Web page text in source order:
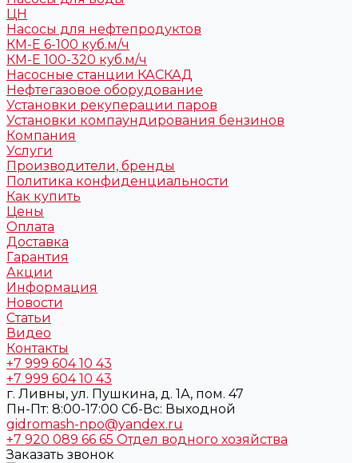
ЦН
Насосы для нефтепродуктов
КМ-Е 6-100 куб.м/ч
КМ-Е 100-320 куб.м/ч
Насосные станции КАСКАД
Нефтегазовое оборудование
Установки рекуперации паров
Установки компаундирования бензинов
Компания
Услуги
Производители, бренды
Политика конфиденциальности
Как купить
Цены
Оплата
Доставка
Гарантия
Акции
Информация
Новости
Статьи
Видео
Контакты
+7 999 604 10 43
+7 999 604 10 43
г. Ливны, ул. Пушкина, д. 1А, пом. 47
Пн-Пт: 8:00-17:00 Cб-Вс: Выходной
gidromash-npo@yandex.ru
+7 920 089 66 65 Отдел водного хозяйства
Заказать звонок